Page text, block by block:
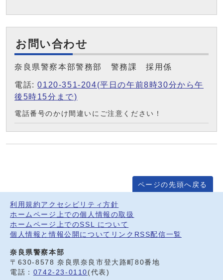
お問い合わせ
奈良県警察本部警務部 警務課 採用係
電話:0120-351-204(平日の午前8時30分から午
後5時15分まで)
電話番号のかけ間違いにご注意ください！
ページの先頭へ戻る
利用規約 アクセシビリティ方針
ホームページ上での個人情報の取扱
ホームページ上でのSSL について
個人情報と情報公開について リンク RSS配信一覧
奈良県警察本部
〒630-8578 奈良県奈良市登大路町80番地
電話： 0742-23-0110 (代表)